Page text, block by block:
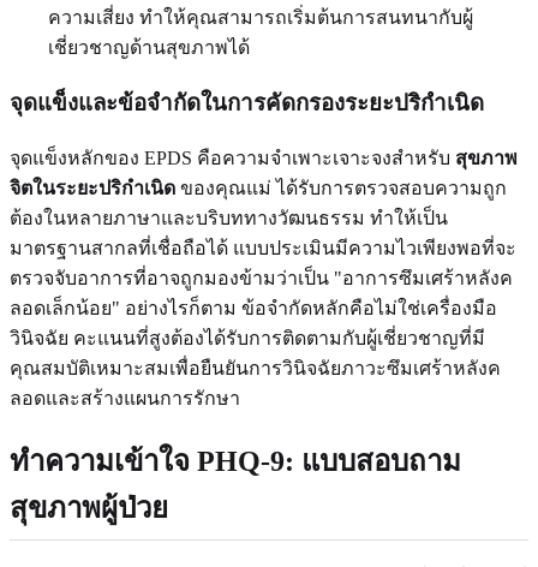
ความเสี่ยง ทำให้คุณสามารถเริ่มต้นการสนทนากับผู้
เชี่ยวชาญด้านสุขภาพได้
จุดแข็งและข้อจำกัดในการคัดกรองระยะปริกำเนิด
จุดแข็งหลักของ EPDS คือความจำเพาะเจาะจงสำหรับ สุขภาพ
จิตในระยะปริกำเนิด ของคุณแม่ ได้รับการตรวจสอบความถูก
ต้องในหลายภาษาและบริบททางวัฒนธรรม ทำให้เป็น
มาตรฐานสากลที่เชื่อถือได้ แบบประเมินมีความไวเพียงพอที่จะ
ตรวจจับอาการที่อาจถูกมองข้ามว่าเป็น "อาการซึมเศร้าหลังค
ลอดเล็กน้อย" อย่างไรก็ตาม ข้อจำกัดหลักคือไม่ใช่เครื่องมือ
วินิจฉัย คะแนนที่สูงต้องได้รับการติดตามกับผู้เชี่ยวชาญที่มี
คุณสมบัติเหมาะสมเพื่อยืนยันการวินิจฉัยภาวะซึมเศร้าหลังค
ลอดและสร้างแผนการรักษา
ทำความเข้าใจ PHQ-9: แบบสอบถาม
สุขภาพผู้ป่วย